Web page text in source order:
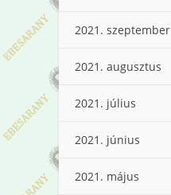
2021. szeptember
2021. augusztus
2021. július
2021. június
2021. május